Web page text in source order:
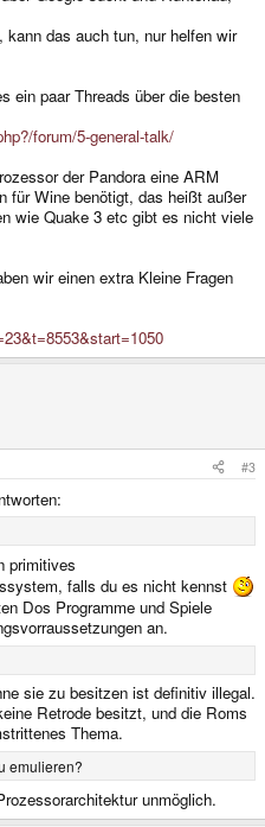
das auch tun, nur helfen wir
ein paar Threads über die besten
forum/5-general-talk/
der Pandora eine ARM
für Wine benötigt, das heißt außer
wie Quake 3 etc gibt es nicht viele
wir einen extra Kleine Fragen
#3
primitives
falls du es nicht kennst
Dos Programme und Spiele
an.
sie zu besitzen ist definitiv illegal.
Retrode besitzt, und die Roms
Thema.
emulieren?
unmöglich.